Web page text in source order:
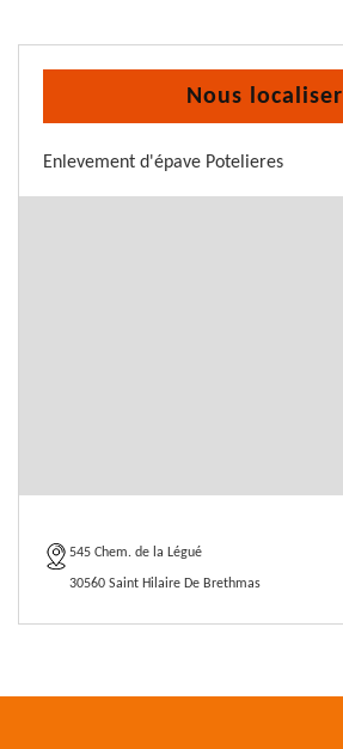
Nous localiser
Enlevement d'épave Potelieres
545 Chem. de la Légué
30560 Saint Hilaire De Brethmas